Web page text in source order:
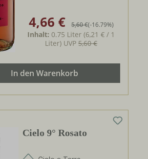
Verkaufspreis:
4,66 € Regulärer Preis:
5,60 €(-16.79%)
Inhalt: 0.75 Liter(6,21 € / 1
Liter) UVP5,60 €
In den Warenkorb
Cielo 9° Rosato